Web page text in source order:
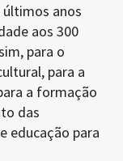
anos
aos 300
para o
para a
a formação
das
educação para